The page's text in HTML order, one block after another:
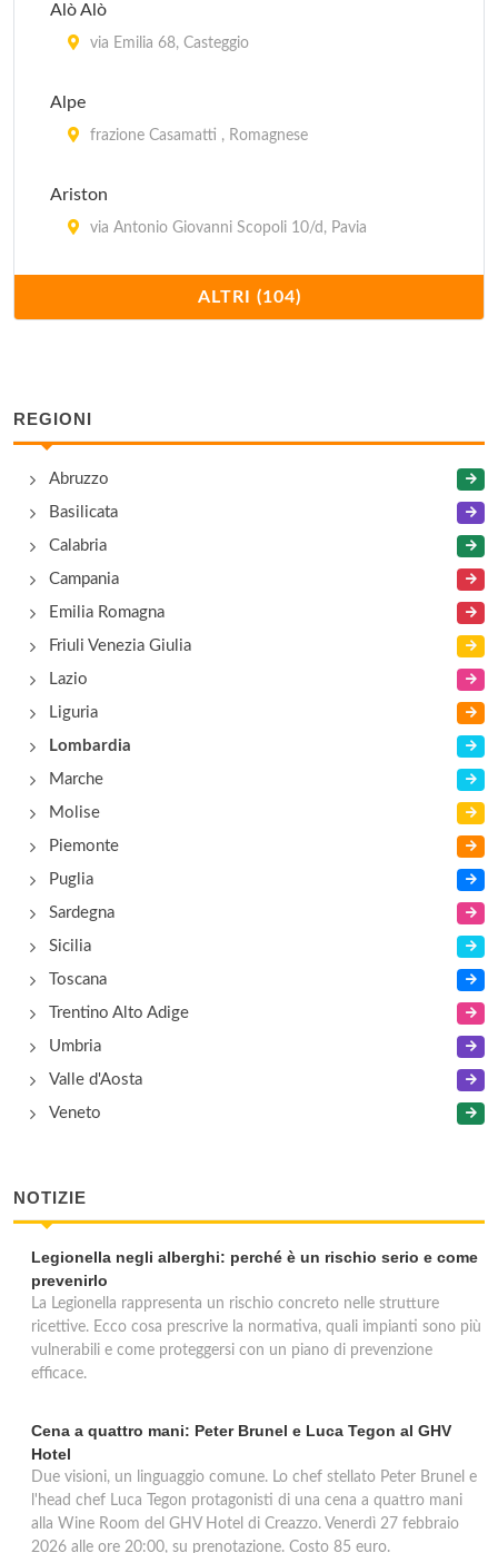
Alò Alò
via Emilia 68, Casteggio
Alpe
frazione Casamatti , Romagnese
Ariston
via Antonio Giovanni Scopoli 10/d, Pavia
viale Vittorio Emanuele II 25, Pavia
via Mazzini 27, Broni
Bellinzona
via Mazzini 71, Casei Gerola
Belvedere
Belvedere
via Rocca 30, Stradella
ALTRI (104)
REGIONI
Abruzzo
Basilicata
Calabria
Campania
Emilia Romagna
Friuli Venezia Giulia
Lazio
Liguria
Lombardia
Marche
Molise
Piemonte
Puglia
Sardegna
Sicilia
Toscana
Trentino Alto Adige
Umbria
Valle d'Aosta
Veneto
NOTIZIE
Legionella negli alberghi: perché è un rischio serio e come
prevenirlo
La Legionella rappresenta un rischio concreto nelle strutture
ricettive. Ecco cosa prescrive la normativa, quali impianti sono più
vulnerabili e come proteggersi con un piano di prevenzione
efficace.
Cena a quattro mani: Peter Brunel e Luca Tegon al GHV
Hotel
Due visioni, un linguaggio comune. Lo chef stellato Peter Brunel e
l'head chef Luca Tegon protagonisti di una cena a quattro mani
alla Wine Room del GHV Hotel di Creazzo. Venerdì 27 febbraio
2026 alle ore 20:00, su prenotazione. Costo 85 euro.